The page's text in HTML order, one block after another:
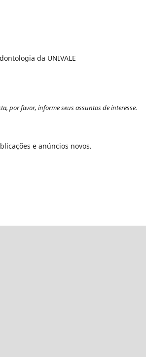
da UNIVALE
por favor, informe seus assuntos de interesse.
e anúncios novos.